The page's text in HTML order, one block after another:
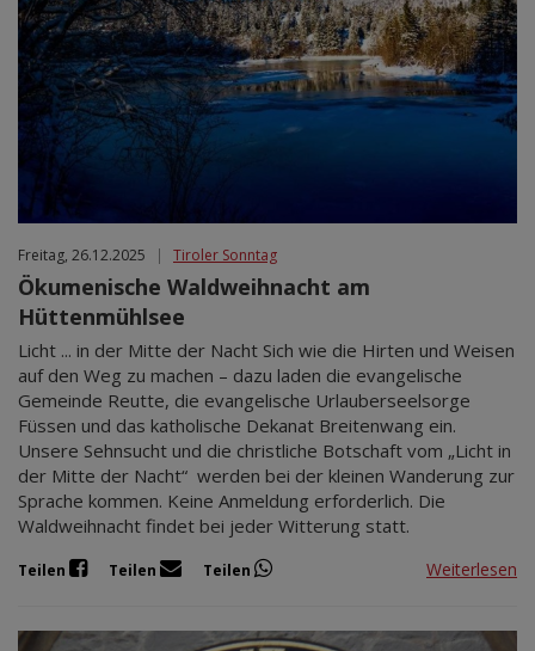
Freitag, 26.12.2025 | Tiroler Sonntag
Ökumenische Waldweihnacht am
Hüttenmühlsee
Licht ... in der Mitte der Nacht Sich wie die Hirten und Weisen
auf den Weg zu machen – dazu laden die evangelische
Gemeinde Reutte, die evangelische Urlauberseelsorge
Füssen und das katholische Dekanat Breitenwang ein.
Unsere Sehnsucht und die christliche Botschaft vom „Licht in
der Mitte der Nacht“ werden bei der kleinen Wanderung zur
Sprache kommen. Keine Anmeldung erforderlich. Die
Waldweihnacht findet bei jeder Witterung statt.
Teilen Teilen Teilen Weiterlesen